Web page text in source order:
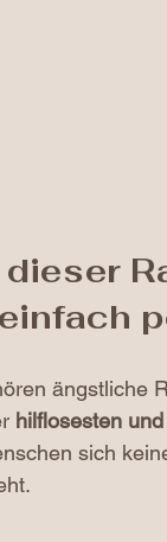
dieser
ängstliche
hilflosesten
sich